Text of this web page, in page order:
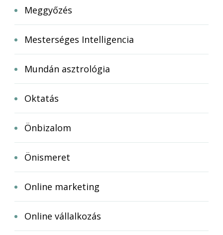
Meggyőzés
Mesterséges Intelligencia
Mundán asztrológia
Oktatás
Önbizalom
Önismeret
Online marketing
Online vállalkozás